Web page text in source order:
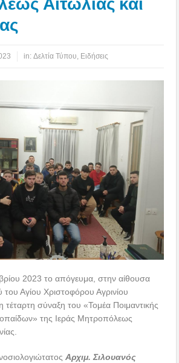
in:Δελτία Τύπου Ειδήσεις
2023 το απόγευμα, στην αίθουσα
Αγίου Χριστοφόρου Αγρινίου
σύναξη του «Τομέα Ποιμαντικής
της Ιεράς Μητροπόλεως
Αρχιμ. Σιλουανός